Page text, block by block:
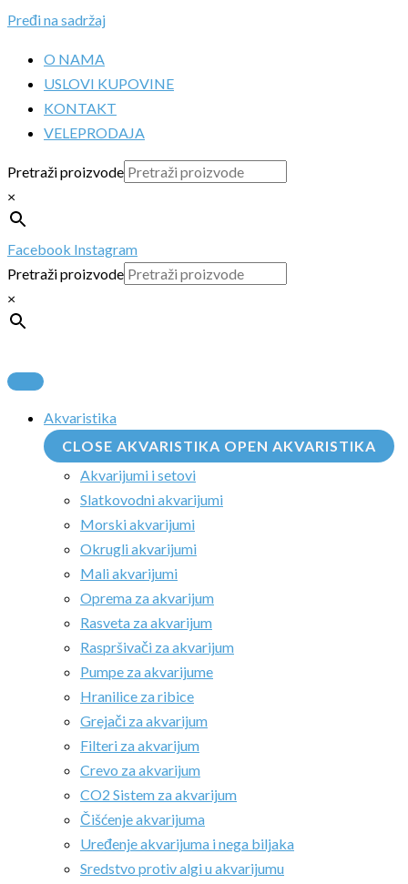
Pređi na sadržaj
O NAMA
USLOVI KUPOVINE
KONTAKT
VELEPRODAJA
Pretraži proizvode
×
Facebook Instagram
Pretraži proizvode
×
Akvaristika
CLOSE AKVARISTIKA OPEN AKVARISTIKA
Akvarijumi i setovi
Slatkovodni akvarijumi
Morski akvarijumi
Okrugli akvarijumi
Mali akvarijumi
Oprema za akvarijum
Rasveta za akvarijum
Raspršivači za akvarijum
Pumpe za akvarijume
Hranilice za ribice
Grejači za akvarijum
Filteri za akvarijum
Crevo za akvarijum
CO2 Sistem za akvarijum
Čišćenje akvarijuma
Uređenje akvarijuma i nega biljaka
Sredstvo protiv algi u akvarijumu